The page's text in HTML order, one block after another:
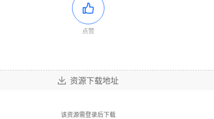
点赞
资源下载地址
该资源需登录后下载